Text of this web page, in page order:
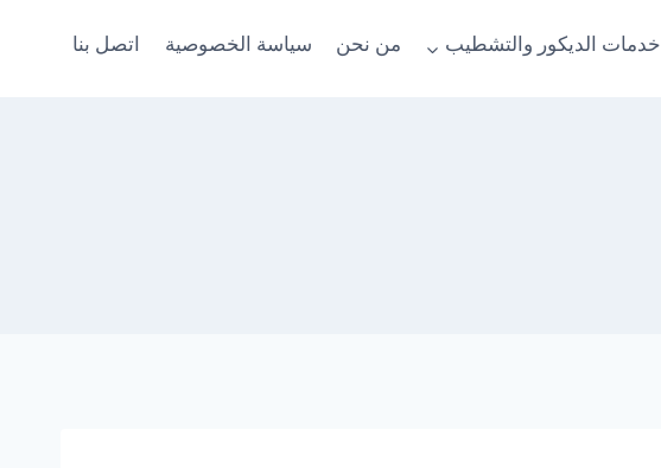
خدمات الديكور والتشطيب من نحن سياسة الخصوصية اتصل بنا